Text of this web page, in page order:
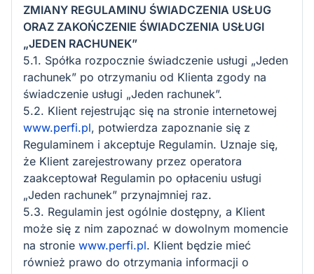
ZMIANY REGULAMINU ŚWIADCZENIA USŁUG
ORAZ ZAKOŃCZENIE ŚWIADCZENIA USŁUGI
„JEDEN RACHUNEK”
5.1. Spółka rozpocznie świadczenie usługi „Jeden
rachunek” po otrzymaniu od Klienta zgody na
świadczenie usługi „Jeden rachunek”.
5.2. Klient rejestrując się na stronie internetowej
www.perfi.pl, potwierdza zapoznanie się z
Regulaminem i akceptuje Regulamin. Uznaje się,
że Klient zarejestrowany przez operatora
zaakceptował Regulamin po opłaceniu usługi
„Jeden rachunek” przynajmniej raz.
5.3. Regulamin jest ogólnie dostępny, a Klient
może się z nim zapoznać w dowolnym momencie
na stronie www.perfi.pl. Klient będzie mieć
również prawo do otrzymania informacji o